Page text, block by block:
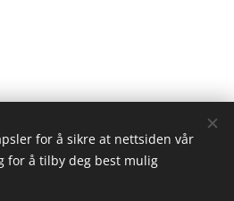
for å sikre at nettsiden vår
for å tilby deg best mulig